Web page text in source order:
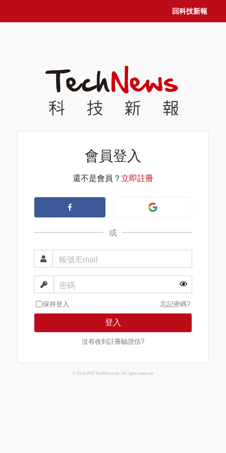
回科技新報
會員登入
還不是會員？ 立即註冊
或
帳號/Email
密碼
保持登入 忘記密碼?
登入
沒有收到註冊驗證信?
© 2013-2026 TechNews Inc. All rights reserved.